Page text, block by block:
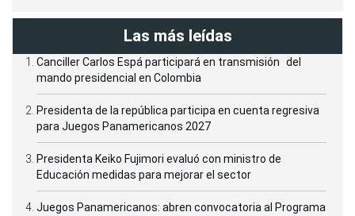
Las más leídas
Canciller Carlos Espá participará en transmisión del
mando presidencial en Colombia
Presidenta de la república participa en cuenta regresiva
para Juegos Panamericanos 2027
Presidenta Keiko Fujimori evaluó con ministro de
Educación medidas para mejorar el sector
Juegos Panamericanos: abren convocatoria al Programa